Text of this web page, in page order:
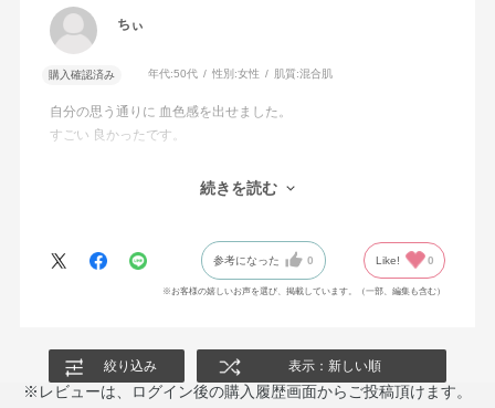
ちぃ
購入確認済み 年代:50代 性別:女性 肌質:混合肌
自分の思う通りに 血色感を出せました。
すごい 良かったです。
ツヤ感タイプも購入しましたが 程良いツヤ感が 丁度良かったで
続きを読む
参考になった 0 Like! 0
※お客様の嬉しいお声を選び、掲載しています。（一部、編集も含む）
絞り込み 表示：新しい順
※レビューは、ログイン後の購入履歴画面からご投稿頂けます。